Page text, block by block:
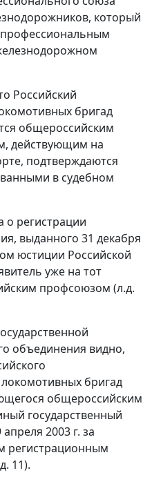
который
Российский
бригад
общероссийским
действующим на
подтверждаются
в судебном
о регистрации
выданного 31 декабря
юстиции Российской
уже на тот
профсоюзом (л.д.
объединения видно,
бригад
общероссийским
государственный
2003 г. за
регистрационным
11).